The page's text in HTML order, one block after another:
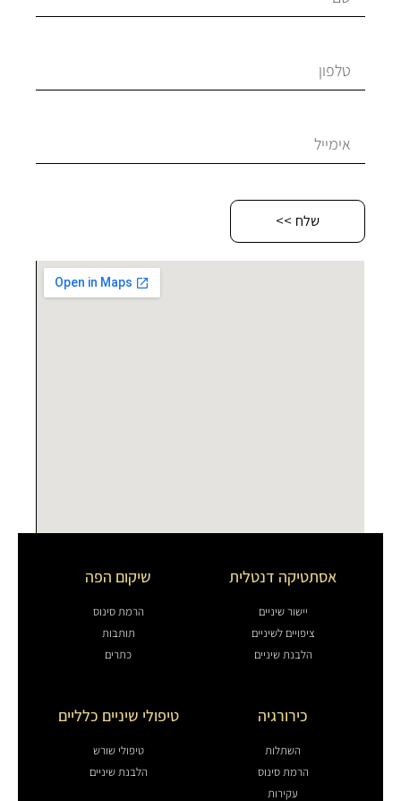
שלח >>
אסתטיקה דנטלית
יישור שיניים
ציפויים לשיניים
הלבנת שיניים
שיקום הפה
הרמת סינוס
תותבות
כתרים
כירורגיה
השתלות
הרמת סינוס
עקירות
טיפולי שיניים כלליים
טיפולי שורש
הלבנת שיניים